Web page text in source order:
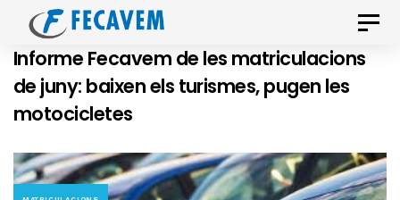
Skip
links
primary
navigation
Skip
content
Toggle
Informe Fecavem de les matriculacions
de juny: baixen els turismes, pugen les
motocicletes